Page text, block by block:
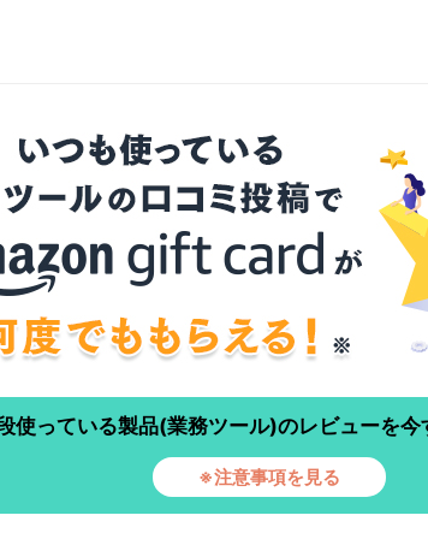
使っている製品(業務ツール)のレビューを今
※注意事項を見る